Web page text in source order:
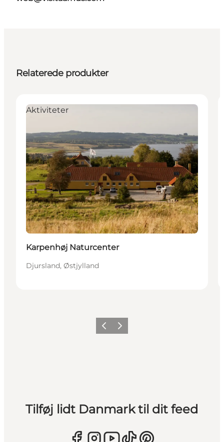
Relaterede produkter
Aktiviteter
Karpenhøj Naturcenter
Djursland, Østjylland
ForrigeNæste
Tilføj lidt Danmark til dit feed